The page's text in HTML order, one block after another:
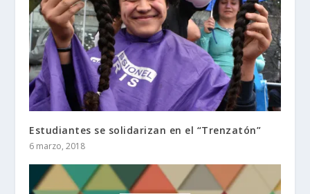
Estudiantes se solidarizan en el “Trenzatón”
6 marzo, 2018